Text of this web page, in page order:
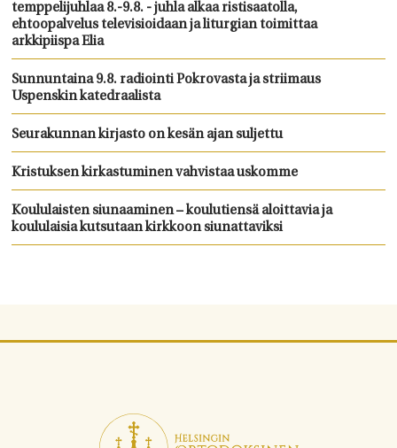
temppelijuhlaa 8.-9.8. - juhla alkaa ristisaatolla,
ehtoopalvelus televisioidaan ja liturgian toimittaa
arkkipiispa Elia
Sunnuntaina 9.8. radiointi Pokrovasta ja striimaus
Uspenskin katedraalista
Seurakunnan kirjasto on kesän ajan suljettu
Kristuksen kirkastuminen vahvistaa uskomme
Koululaisten siunaaminen – koulutiensä aloittavia ja
koululaisia kutsutaan kirkkoon siunattaviksi